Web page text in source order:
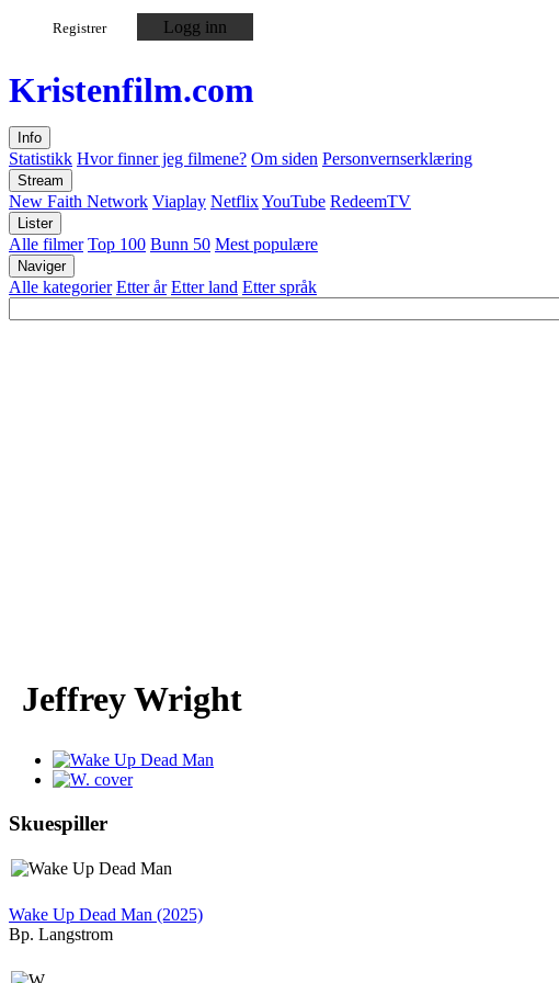
Registrer Logg inn
Kristenfilm.com
Info
Statistikk Hvor finner jeg filmene? Om siden Personvernserklæring
Stream
New Faith Network Viaplay NetflixYouTube RedeemTV
Lister
Alle filmer Top 100 Bunn 50 Mest populære
Naviger
Alle kategorier Etter år Etter land Etter språk
Jeffrey Wright
Skuespiller
Wake Up Dead Man (2025)
Bp. Langstrom